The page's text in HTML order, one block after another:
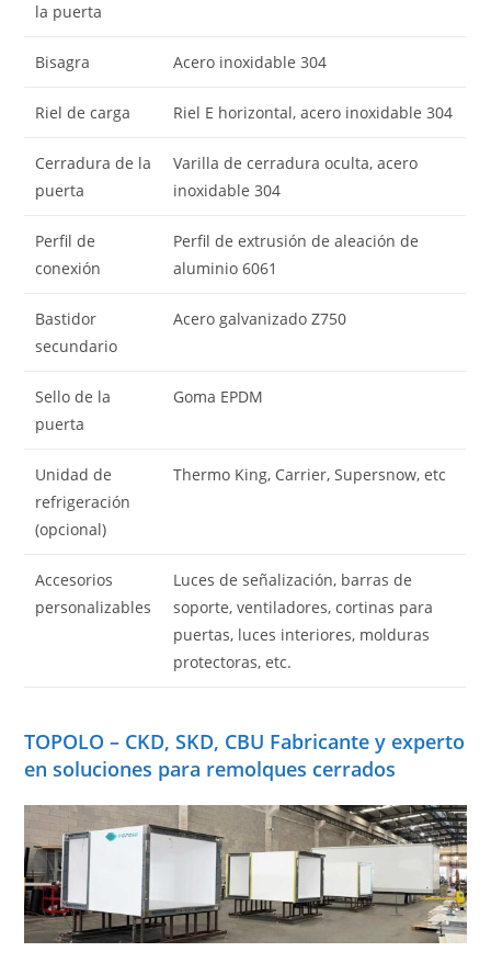
la puerta
Bisagra Acero inoxidable 304
Riel de carga Riel E horizontal, acero inoxidable 304
Cerradura de la
puerta
Varilla de cerradura oculta, acero
inoxidable 304
Perfil de
conexión
Perfil de extrusión de aleación de
aluminio 6061
Bastidor
secundario
Acero galvanizado Z750
Sello de la
puerta
Goma EPDM
Unidad de
refrigeración
(opcional)
Thermo King, Carrier, Supersnow, etc
Accesorios
personalizables
Luces de señalización, barras de
soporte, ventiladores, cortinas para
puertas, luces interiores, molduras
protectoras, etc.
TOPOLO – CKD, SKD, CBU Fabricante y experto
en soluciones para remolques cerrados